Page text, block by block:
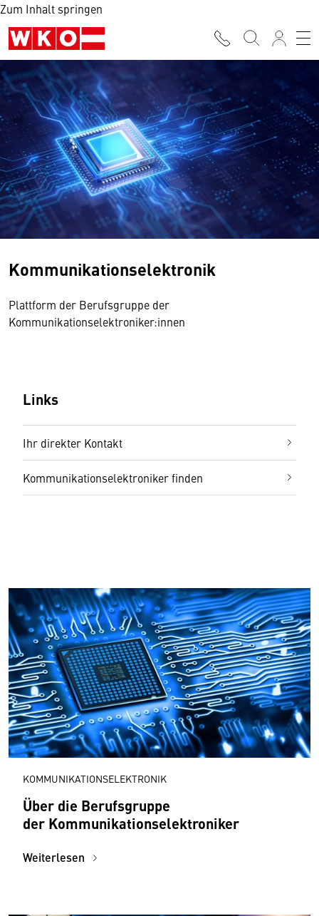
Zum Inhalt springen
Kommunikationselektronik
Plattform der Berufsgruppe der
Kommunikationselektroniker:innen
Links
Ihr direkter Kontakt
Kommunikationselektroniker finden
KOMMUNIKATIONSELEKTRONIK
Über die Berufsgruppe
der Kommunikationselektroniker
Weiterlesen